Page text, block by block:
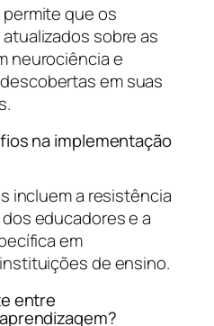
que os
sobre as
neurociência e
em suas
na implementação
incluem a resistência
educadores e a
em
de ensino.
entre